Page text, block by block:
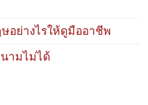
อย่างไรให้ดูมืออาชีพ
ามไม่ได้